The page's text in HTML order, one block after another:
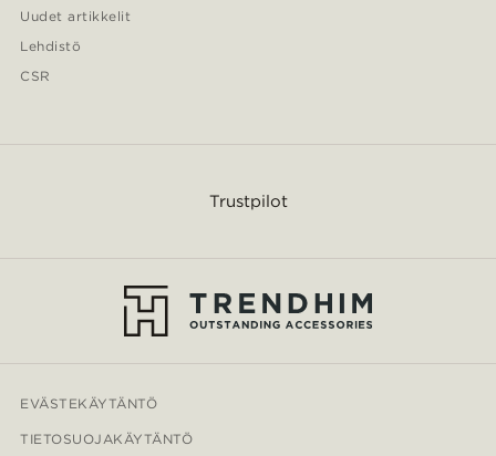
Uudet artikkelit
Lehdistö
CSR
Trustpilot
EVÄSTEKÄYTÄNTÖ
TIETOSUOJAKÄYTÄNTÖ